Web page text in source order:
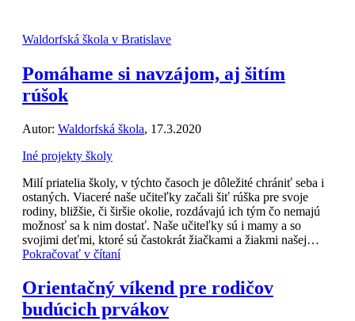
Waldorfská škola v Bratislave
Pomáhame si navzájom, aj šitím
rúšok
Autor: Waldorfská škola, 17.3.2020
Iné projekty školy
Milí priatelia školy, v týchto časoch je dôležité chrániť seba i
ostaných. Viaceré naše učiteľky začali šiť rúška pre svoje
rodiny, bližšie, či širšie okolie, rozdávajú ich tým čo nemajú
možnosť sa k nim dostať. Naše učiteľky sú i mamy a so
svojimi deťmi, ktoré sú častokrát žiačkami a žiakmi našej…
Pokračovať v čítaní
Orientačný víkend pre rodičov
budúcich prvákov